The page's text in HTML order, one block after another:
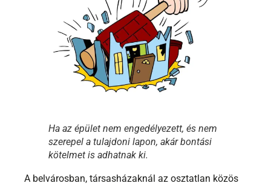
Ha az épület nem engedélyezett, és nem
szerepel a tulajdoni lapon, akár bontási
kötelmet is adhatnak ki.
A belvárosban, társasházaknál az osztatlan közös